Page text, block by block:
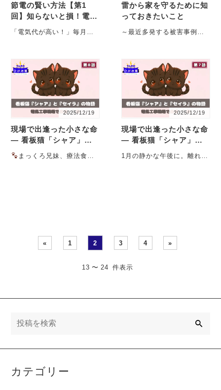
節電の賢い方法【第1
回】知らないと損！電気
代の本当の仕組みと節約
の優先順位
「電気代が高い！」毎月の
ですが実際・・・
雷から家を守るために知
っておきたいこと
～最近多発する被害事例か
落雷による・・・
2025/12/19
現場で出逢った小さな命
― 看板猫「シャア」と
「セイラ」の物語（第８
話）
まっくろ兄妹、療法食生
2025/12/19
現場で出逢った小さな命
― 看板猫「シャア」と
「セイラ」の物語（第７
話）
1月の静かな午後に。離れた
« 1 2 3 4 »
13 〜 24 件表示
カテゴリー